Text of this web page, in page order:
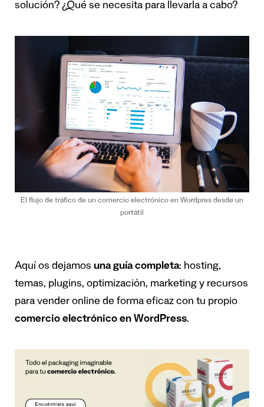
solución? ¿Qué se necesita para llevarla a cabo?
El flujo de tráfico de un comercio electrónico en Wordpres desde un
portátil
Aquí os dejamos una guía completa: hosting,
temas, plugins, optimización, marketing y recursos
para vender online de forma eficaz con tu propio
comercio electrónico en WordPress.